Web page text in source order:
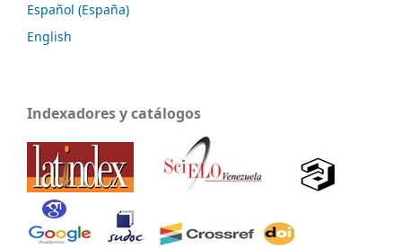
Español (España)
English
Indexadores y catálogos